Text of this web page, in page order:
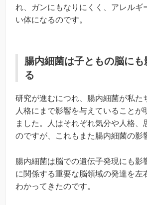
れ、ガンにもなりにくく、アレルギ
い体になるのです。
腸内細菌は子ともの脳にも
る
研究が進むにつれ、腸内細菌が私た
人格にまで影響を与えていることが
ました。人はそれぞれ気分や人格、
のですが、これもまた腸内細菌の影
腸内細菌は脳での遺伝子発現にも影
に関係する重要な脳領域の発達を左
わかってきたのです。